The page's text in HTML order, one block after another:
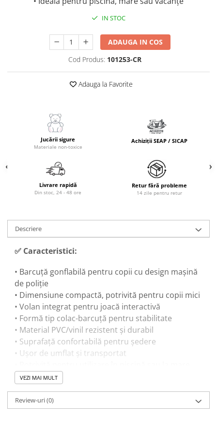
IN STOC
ADAUGA IN COS
Cod Produs: 101253-CR
Adauga la Favorite
Jucării sigure
Materiale non-toxice
Achiziții SEAP / SICAP
Livrare rapidă
Din stoc, 24 - 48 ore
Retur fără probleme
14 zile pentru retur
Descriere
✅ Caracteristici:
• Barcuță gonflabilă pentru copii cu design mașină
de poliție
• Dimensiune compactă, potrivită pentru copii mici
• Volan integrat pentru joacă interactivă
• Formă tip colac-barcuță pentru stabilitate
• Material PVC/vinil rezistent și durabil
• Suprafață confortabilă pentru ședere
• Ușor de umflat și transportat
🎓 Beneficii educaționale:
VEZI MAI MULT
Review-uri(0)